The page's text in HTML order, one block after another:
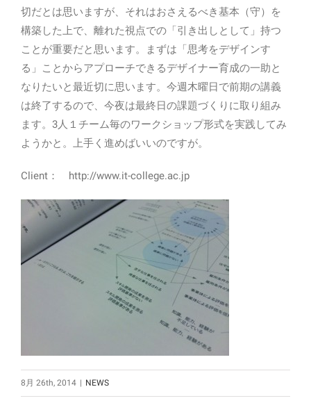
切だとは思いますが、それはおさえるべき基本（守）を
構築した上で、離れた視点での「引き出しとして」持つ
ことが重要だと思います。まずは「思考をデザインす
る」ことからアプローチできるデザイナー育成の一助と
なりたいと最近切に思います。今週木曜日で前期の講義
は終了するので、今夜は最終日の課題づくりに取り組み
ます。3人１チーム毎のワークショップ形式を実践してみ
ようかと。上手く進めばいいのですが。
Client： http://www.it-college.ac.jp
8月 26th, 2014 | NEWS